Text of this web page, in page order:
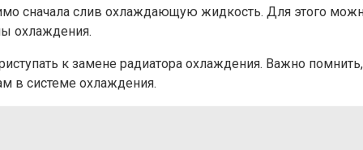
сначала слив охлаждающую жидкость. Для этого
охлаждения.
к замене радиатора охлаждения. Важно
в системе охлаждения.